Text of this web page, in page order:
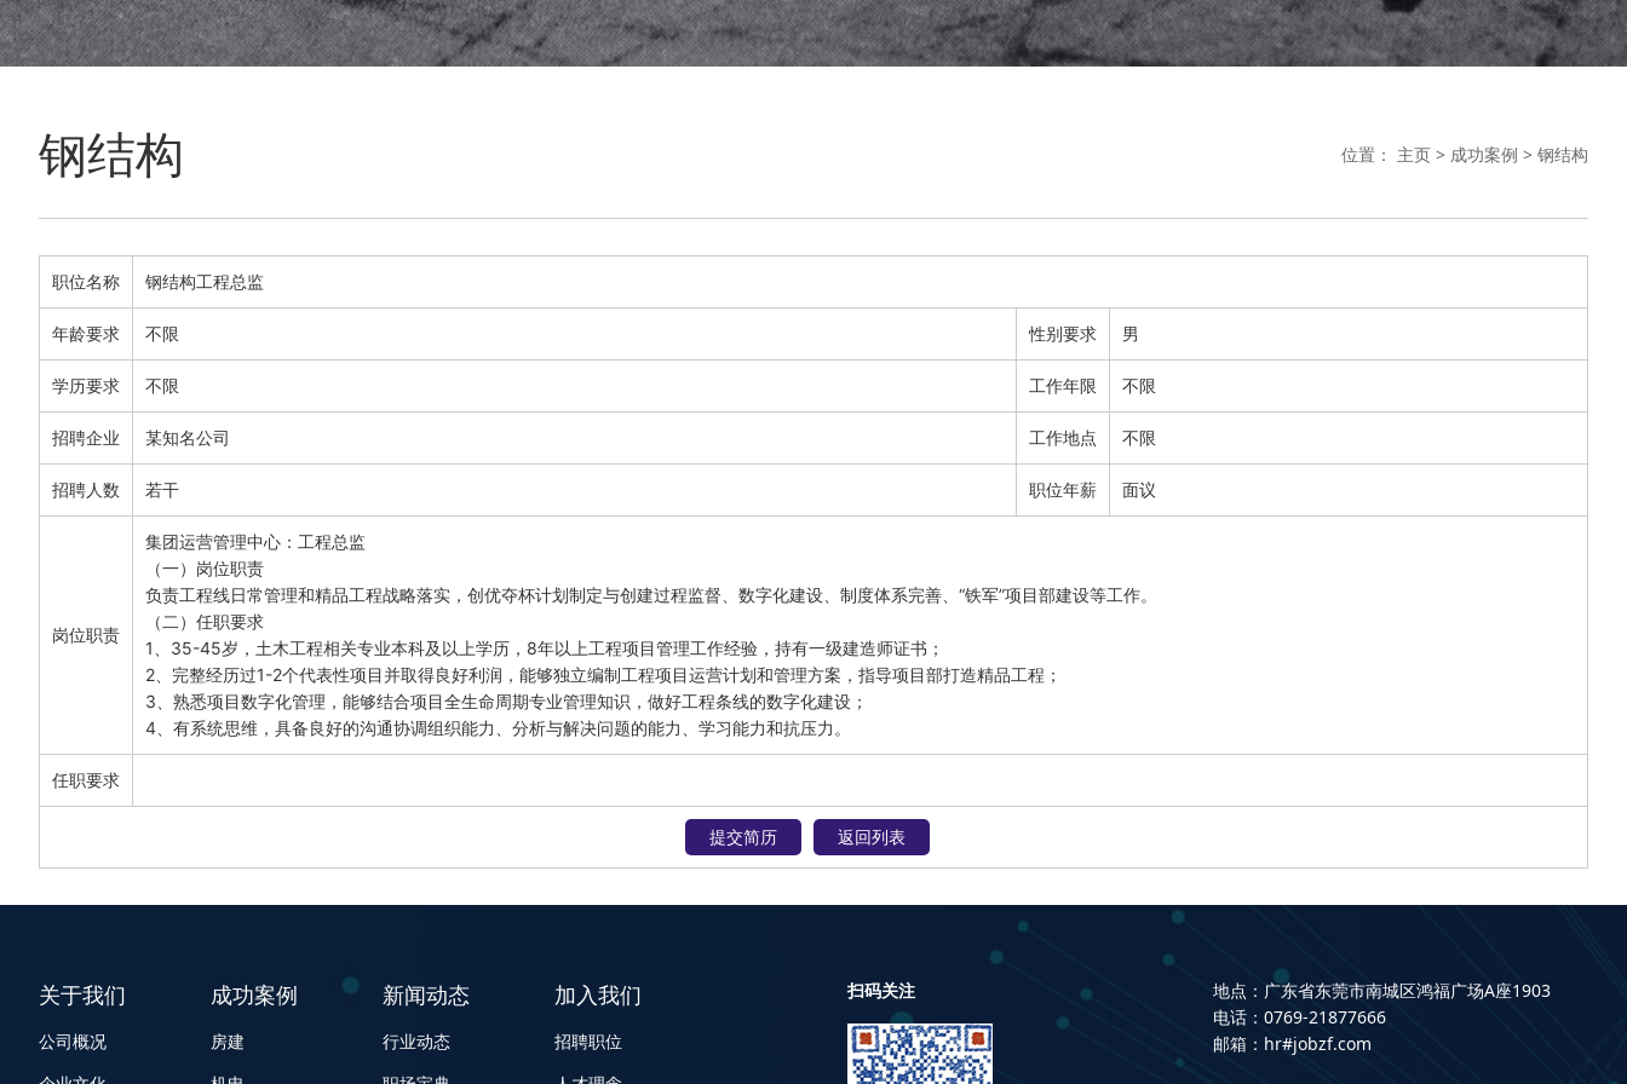
钢结构 位置： 主页 > 成功案例 > 钢结构
职位名称 钢结构工程总监
年龄要求 不限 性别要求 男
学历要求 不限 工作年限 不限
招聘企业 某知名公司 工作地点 不限
招聘人数 若干 职位年薪 面议
岗位职责
集团运营管理中心：工程总监
（一）岗位职责
负责工程线日常管理和精品工程战略落实，创优夺杯计划制定与创建过程监督、数字化建设、制度体系完善、“铁军”项目部建设等工作。
（二）任职要求
1、35-45岁，土木工程相关专业本科及以上学历，8年以上工程项目管理工作经验，持有一级建造师证书；
2、完整经历过1-2个代表性项目并取得良好利润，能够独立编制工程项目运营计划和管理方案，指导项目部打造精品工程；
3、熟悉项目数字化管理，能够结合项目全生命周期专业管理知识，做好工程条线的数字化建设；
4、有系统思维，具备良好的沟通协调组织能力、分析与解决问题的能力、学习能力和抗压力。
任职要求
提交简历 返回列表
关于我们
公司概况
成功案例
房建
新闻动态
行业动态
加入我们
招聘职位
扫码关注
地点：广东省东莞市南城区鸿福广场A座1903
电话：0769-21877666
邮箱：hr#jobzf.com